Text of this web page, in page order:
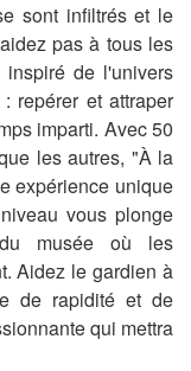
sont infiltrés et le
pas à tous les
inspiré de l'univers
repérer et attraper
imparti. Avec 50
les autres, "À la
expérience unique
vous plonge
musée où les
Aidez le gardien à
de rapidité et de
qui mettra